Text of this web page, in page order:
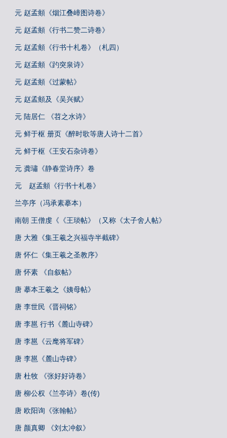
元 赵孟頫《烟江叠嶂图诗卷》
元 赵孟頫《行书二赞二诗卷》
元 赵孟頫《行书十札卷》（札四）
元 赵孟頫《趵突泉诗》
元 赵孟頫《过蒙帖》
元 赵孟頫及《吴兴赋》
元 陆居仁 《苕之水诗》
元 鲜于枢 册页《醉时歌等唐人诗十二首》
元 鲜于枢《王安石杂诗卷》
元 龚璛《静春堂诗序》卷
元 赵孟頫《行书十札卷》
兰亭序（冯承素摹本）
南朝 王僧虔《《王琰帖》（又称《太子舍人帖》
唐 大雅《集王羲之兴福寺半截碑》
唐 怀仁《集王羲之圣教序》
唐 怀素 《自叙帖》
唐 摹本王羲之《姨母帖》
唐 李世民《晋祠铭》
唐 李邕 行书《麓山寺碑》
唐 李邕《云麾将军碑》
唐 李邕《麓山寺碑》
唐 杜牧 《张好好诗卷》
唐 柳公权《兰亭诗》卷(传)
唐 欧阳询《张翰帖》
唐 颜真卿 《刘太冲叙》